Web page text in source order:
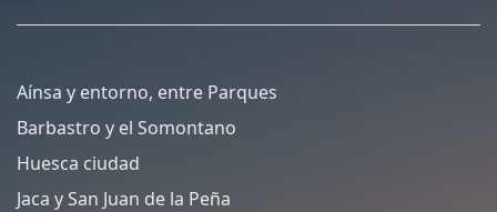
Aínsa y entorno, entre Parques
Barbastro y el Somontano
Huesca ciudad
Jaca y San Juan de la Peña